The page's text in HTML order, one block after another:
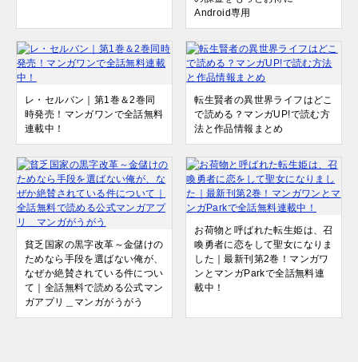
Android専用
レ・セルバン｜第1巻＆2巻同
時発売！マンガワンで全話無料
連載中！
転生賢者の異世界ライフはどこ
で読める？マンガUP!で読む方
法と作品情報まとめ
貧乏国家の黒字改革～金儲けの
ためなら手段を選ばない俺が、
なぜか絶賛されている件につい
て｜全話無料で読める公式マン
ガアプリ＿マンガがうがう
お荷物と呼ばれた転生姫は、召
喚勇者に恋をして聖女になりま
した｜最新刊第2巻！マンガワ
ンとマンガParkで全話無料連
載中！